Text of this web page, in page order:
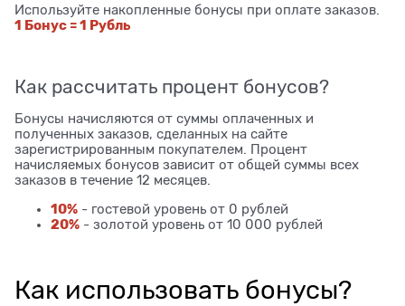
Используйте накопленные бонусы при оплате заказов.
1 Бонус = 1 Рубль
Как рассчитать процент бонусов?
Бонусы начисляются от суммы оплаченных и
полученных заказов, сделанных на сайте
зарегистрированным покупателем. Процент
начисляемых бонусов зависит от общей суммы всех
заказов в течение 12 месяцев.
10% - гостевой уровень от 0 рублей
20% - золотой уровень от 10 000 рублей
Как использовать бонусы?